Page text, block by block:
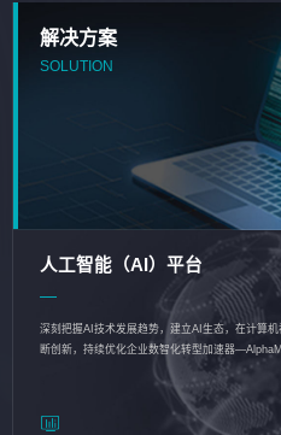
解决方案
SOLUTION
人工智能（AI）平台
深刻把握AI技术发展趋势，建立AI生态，在计算
断创新，持续优化企业数智化转型加速器